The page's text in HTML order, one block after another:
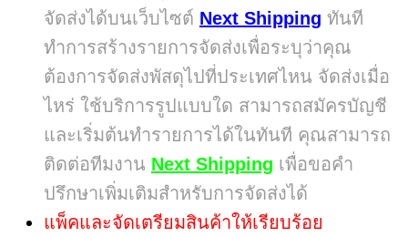
จัดส่งได้บนเว็บไซต์ Next Shipping ทันที
ทำการสร้างรายการจัดส่งเพื่อระบุว่าคุณ
ต้องการจัดส่งพัสดุไปที่ประเทศไหน จัดส่งเมื่อ
ไหร่ ใช้บริการรูปแบบใด สามารถสมัครบัญชี
และเริ่มต้นทำรายการได้ในทันที คุณสามารถ
ติดต่อทีมงาน Next Shipping เพื่อขอคำ
ปรึกษาเพิ่มเติมสำหรับการจัดส่งได้
แพ็คและจัดเตรียมสินค้าให้เรียบร้อย